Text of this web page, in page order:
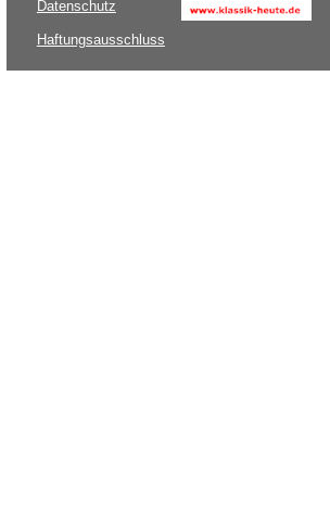
Datenschutz
Haftungsausschluss